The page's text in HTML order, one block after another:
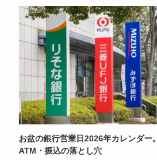
お盆の銀行営業日2026年カレンダー
ATM・振込の落とし穴